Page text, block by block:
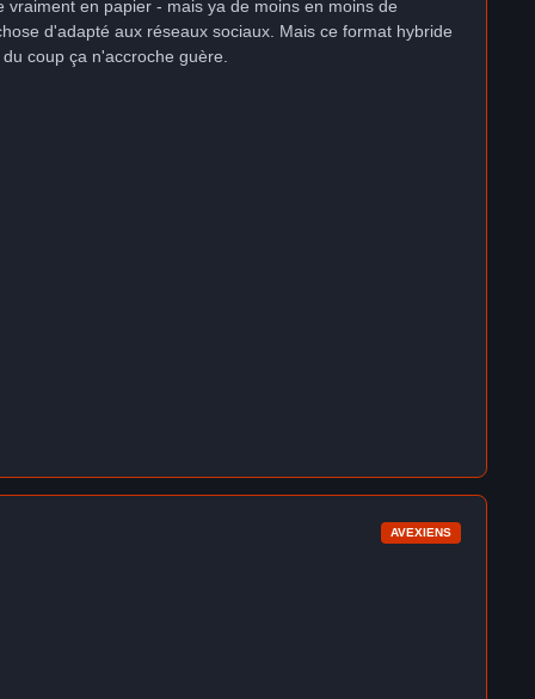
en papier - mais ya de moins en moins de
d'adapté aux réseaux sociaux. Mais ce format hybride
coup ça n'accroche guère.
AVEXIENS